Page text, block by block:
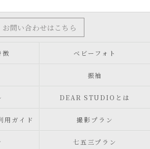
お問い合わせはこちら
徴 ベビーフォト
振袖
DEAR STUDIOとは
ガイド 撮影プラン
七五三プラン